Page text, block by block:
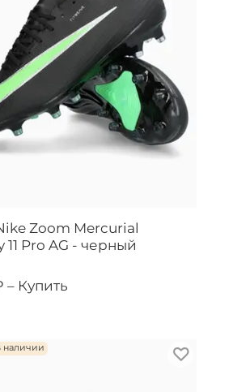
Zoom Mercurial
11 Pro AG - черный
– Купить
наличии